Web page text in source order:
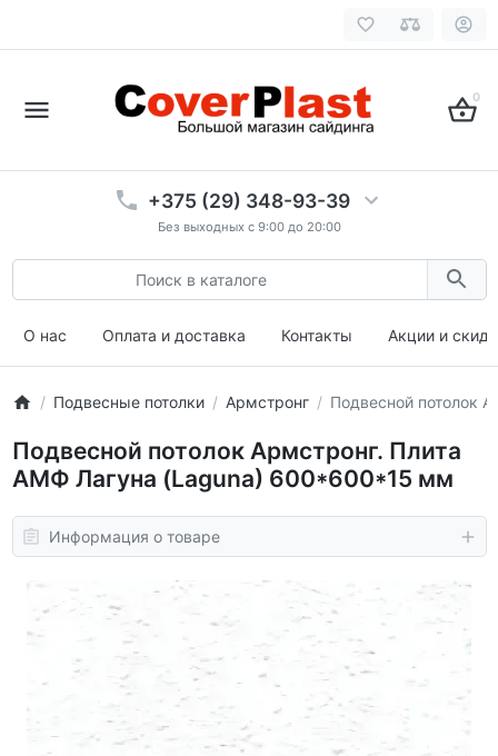
0
+375 (29) 348-93-39
Без выходных с 9:00 до 20:00
О нас Оплата и доставка Контакты Акции и
Подвесные потолки Армстронг Подвесной потолок
Подвесной потолок Армстронг. Плита
АМФ Лагуна (Laguna) 600*600*15 мм
Информация о товаре